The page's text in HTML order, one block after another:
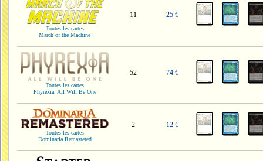
Toutes les cartes
March of the Machine
11 25 €
Toutes les cartes
Phyrexia: All Will Be One
52 74 €
Toutes les cartes
Dominaria Remastered
2 12 €